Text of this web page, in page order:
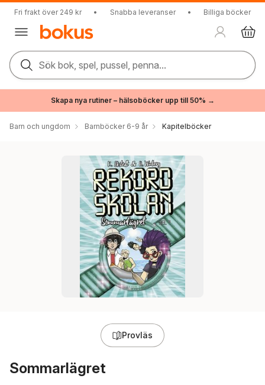
Fri frakt över 249 kr • Snabba leveranser • Billiga böcker
Sök bok, spel, pussel, penna...
Skapa nya rutiner – hälsoböcker upp till 50% →
Barn och ungdom Barnböcker 6-9 år Kapitelböcker
Provläs
Sommarlägret